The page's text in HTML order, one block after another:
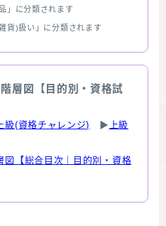
」に分類されます
貨)扱い」に分類されます
層図【目的別・資格試
上級(資格チャレンジ) ▶ 上級
図【総合目次｜目的別・資格